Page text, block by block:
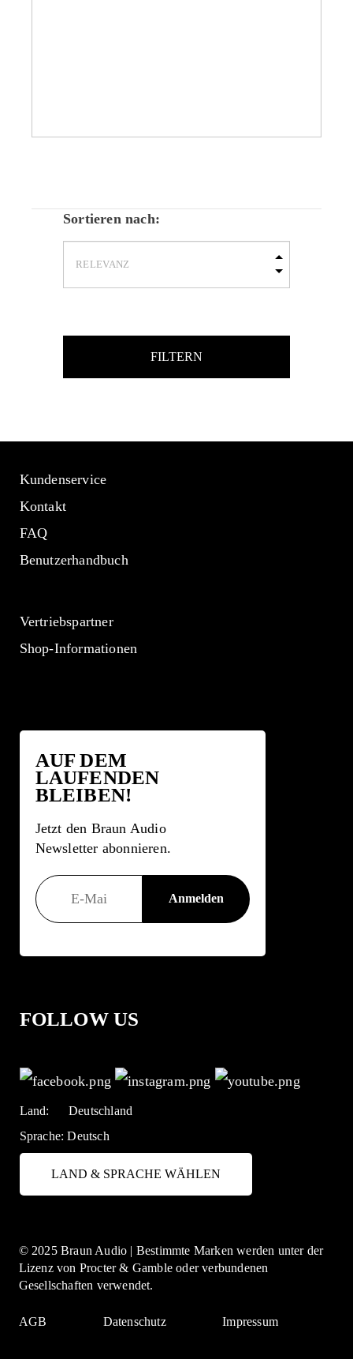
Sortieren nach:
FILTERN
Kundenservice
Kontakt
FAQ
Benutzerhandbuch
Vertriebspartner
Shop-Informationen
AUF DEM
LAUFENDEN
BLEIBEN!
Jetzt den Braun Audio
Newsletter abonnieren.
FOLLOW US
Land:
Deutschland
Sprache:Deutsch
LAND & SPRACHE WÄHLEN
© 2025 Braun Audio | Bestimmte Marken werden unter der
Lizenz von Procter & Gamble oder verbundenen
Gesellschaften verwendet.
AGB Datenschutz Impressum